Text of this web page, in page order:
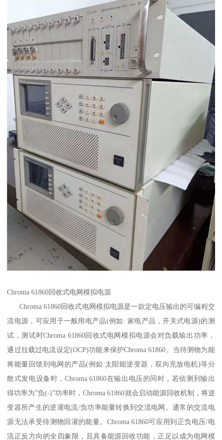
Chroma 61860回收式电网模拟电源
Chroma 61860回收式电网模拟电源是一款定电压输出的可编程交
流电源，可应用于一般用电产品(例如: 家电产品，开关式电源)的测
试，测试时Chroma 61860回收式电网模拟电源会对负载输出功率，
通过拉载过电流设定(OCP)功能来保护Chroma 61860。当待测物为能
将能量回馈到电网的产品(例如:太阳能逆变器，双向充放电机)等分
散式发电设备时，Chroma 61860在输出电压的同时，若侦测到输出
得功率为”负(-)”功率时，Chroma 61860就会启动能源回收机制，将逆
变器所产生的逆灌电流/负功率能量转换到交流电网。通常的交流电
源无法承受待测物回灌的能量。Chroma 61860可应用到正负电压/电
流正反方向的全四象限，且具备能源回收功能，正足以成为电网模